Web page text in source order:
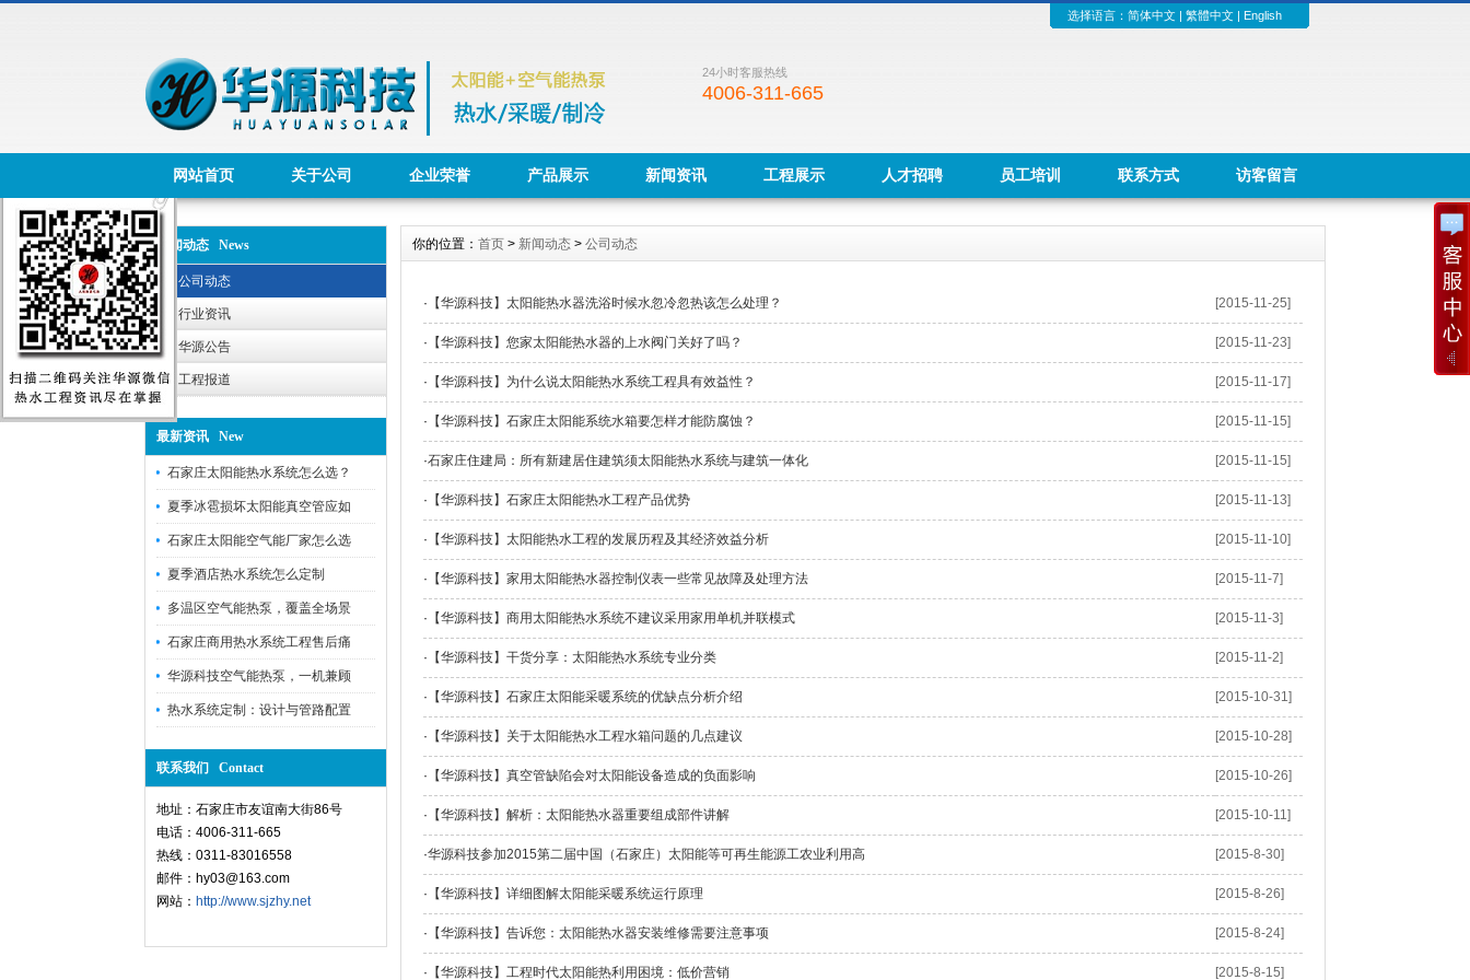
选择语言： 简体中文| 繁體中文| English
24小时客服热线
4006-311-665
网站首页 关于公司 企业荣誉 产品展示 新闻资讯 工程展示 人才招聘 员工培训 联系方式 访客留言
新闻动态 News
公司动态
行业资讯
华源公告
工程报道
最新资讯 New
石家庄太阳能热水系统怎么选？
夏季冰雹损坏太阳能真空管应如
石家庄太阳能空气能厂家怎么选
夏季酒店热水系统怎么定制
多温区空气能热泵，覆盖全场景
石家庄商用热水系统工程售后痛
华源科技空气能热泵，一机兼顾
热水系统定制：设计与管路配置
联系我们 Contact
地址：石家庄市友谊南大街86号
电话：4006-311-665
热线：0311-83016558
邮件：hy03@163.com
网站： http://www.sjzhy.net
你的位置： 首页 > 新闻动态 > 公司动态
· 【华源科技】太阳能热水器洗浴时候水忽冷忽热该怎么处理？ [2015-11-25]
· 【华源科技】您家太阳能热水器的上水阀门关好了吗？ [2015-11-23]
· 【华源科技】为什么说太阳能热水系统工程具有效益性？ [2015-11-17]
· 【华源科技】石家庄太阳能系统水箱要怎样才能防腐蚀？ [2015-11-15]
·石家庄住建局：所有新建居住建筑须太阳能热水系统与建筑一体化 [2015-11-15]
· 【华源科技】石家庄太阳能热水工程产品优势 [2015-11-13]
· 【华源科技】太阳能热水工程的发展历程及其经济效益分析 [2015-11-10]
· 【华源科技】家用太阳能热水器控制仪表一些常见故障及处理方法 [2015-11-7]
· 【华源科技】商用太阳能热水系统不建议采用家用单机并联模式 [2015-11-3]
· 【华源科技】干货分享：太阳能热水系统专业分类 [2015-11-2]
· 【华源科技】石家庄太阳能采暖系统的优缺点分析介绍 [2015-10-31]
· 【华源科技】关于太阳能热水工程水箱问题的几点建议 [2015-10-28]
· 【华源科技】真空管缺陷会对太阳能设备造成的负面影响 [2015-10-26]
· 【华源科技】解析：太阳能热水器重要组成部件讲解 [2015-10-11]
·华源科技参加2015第二届中国（石家庄）太阳能等可再生能源工农业利用高 [2015-8-30]
· 【华源科技】详细图解太阳能采暖系统运行原理 [2015-8-26]
· 【华源科技】告诉您：太阳能热水器安装维修需要注意事项 [2015-8-24]
· 【华源科技】工程时代太阳能热利用困境：低价营销 [2015-8-15]